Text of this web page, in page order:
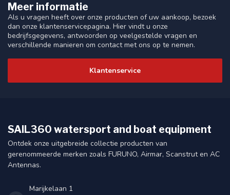
Meer informatie
Als u vragen heeft over onze producten of uw aankoop, bezoek
dan onze klantenservicepagina. Hier vindt u onze
bedrijfsgegevens, antwoorden op veelgestelde vragen en
verschillende manieren om contact met ons op te nemen.
Klantenservice
SAIL360 watersport and boat equipment
Ontdek onze uitgebreide collectie producten van
gerenommeerde merken zoals FURUNO, Airmar, Scanstrut en AC
Antennas.
Marijkelaan 1